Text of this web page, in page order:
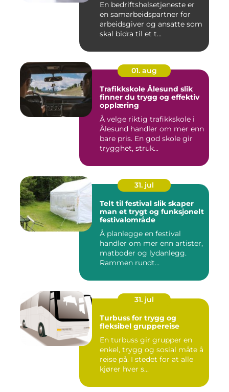
En bedriftshelsetjeneste er
en samarbeidspartner for
arbeidsgiver og ansatte som
skal bidra til et t...
01. aug
Trafikkskole Ålesund slik
finner du trygg og effektiv
opplæring
Å velge riktig trafikkskole i
Ålesund handler om mer enn
bare pris. En god skole gir
trygghet, struk...
31. jul
Telt til festival slik skaper
man et trygt og funksjonelt
festivalområde
Å planlegge en festival
handler om mer enn artister,
matboder og lydanlegg.
Rammen rundt
31. jul
Turbuss for trygg og
fleksibel gruppereise
En turbuss gir grupper en
enkel, trygg og sosial måte å
reise på. I stedet for at alle
kjører hver s...